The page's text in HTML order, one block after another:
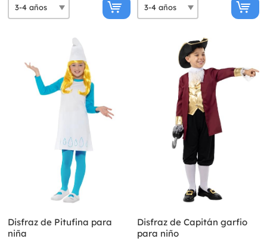
Disfraz de Pitufina para
niña
Disfraz de Capitán garfio
para niño